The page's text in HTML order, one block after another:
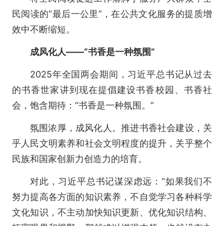
民阅读的“最后一公里”，在公共文化服务的提质增
效中不断缩短。
成风化人——“书香是一种氛围”
2025年全国两会期间，习近平总书记从过去
的书香世家讲到现在提倡建设书香校园、书香社
会，饱含期待：“书香是一种氛围。”
氛围浓厚，成风化人。推进书香社会建设，关
乎人民文明素养和社会文明程度的提升，关乎整个
民族和国家创新力创造力的培育。
对此，习近平总书记谋深虑远：“如果我们不
努力提高各方面的知识素养，不自觉学习各种科学
文化知识，不主动加快知识更新、优化知识结构、